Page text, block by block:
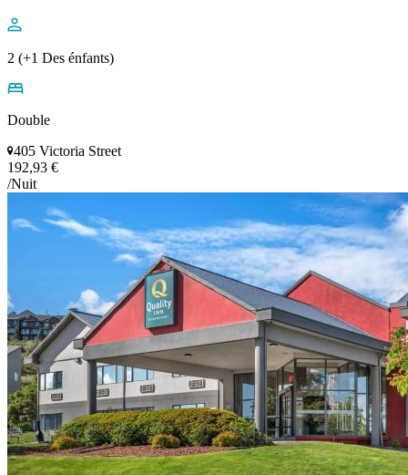
2 (+1 Des énfants)
Double
405 Victoria Street
192,93 €
/Nuit